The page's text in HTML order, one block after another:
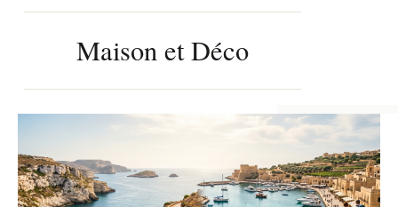
FERMER
Maison et Déco
contenu